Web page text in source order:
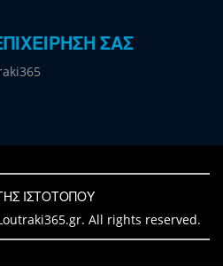
ΣΑΣ
ΙΣΤΟΤΟΠΟΥ
All rights reserved.